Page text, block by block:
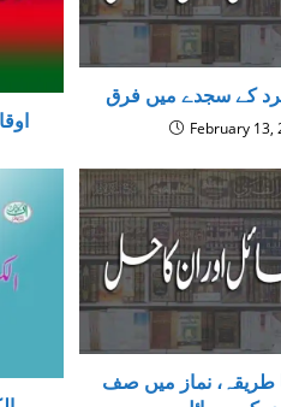
کے سجدے میں فرق
February 13,
نماز میں صف